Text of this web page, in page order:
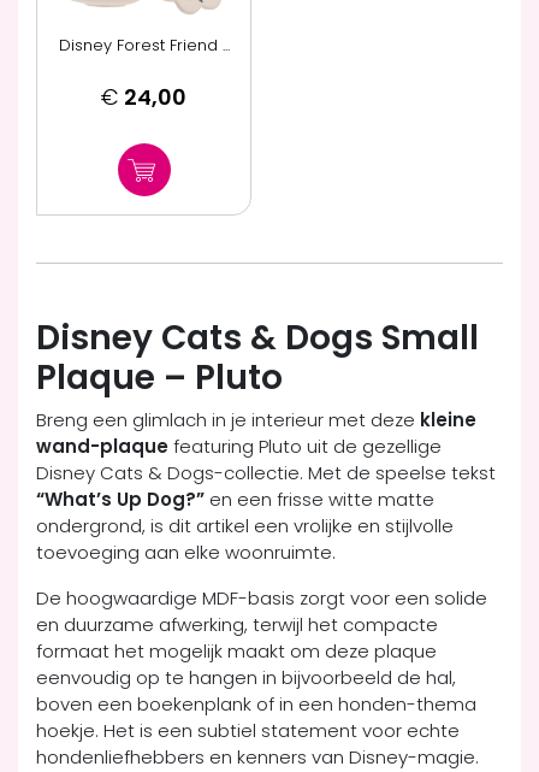
Disney Forest Friend ...
€ 24,00
Disney Cats & Dogs Small
Plaque – Pluto
Breng een glimlach in je interieur met deze kleine
wand-plaquefeaturing Pluto uit de gezellige
Disney Cats & Dogs-collectie. Met de speelse tekst
“What’s Up Dog?” en een frisse witte matte
ondergrond, is dit artikel een vrolijke en stijlvolle
toevoeging aan elke woonruimte.
De hoogwaardige MDF-basis zorgt voor een solide
en duurzame afwerking, terwijl het compacte
formaat het mogelijk maakt om deze plaque
eenvoudig op te hangen in bijvoorbeeld de hal,
boven een boekenplank of in een honden-thema
hoekje. Het is een subtiel statement voor echte
hondenliefhebbers en kenners van Disney-magie.